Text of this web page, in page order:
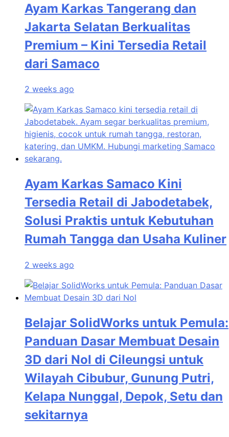
Ayam Karkas Tangerang dan
Jakarta Selatan Berkualitas
Premium – Kini Tersedia Retail
dari Samaco
2 weeks ago
Ayam Karkas Samaco Kini
Tersedia Retail di Jabodetabek,
Solusi Praktis untuk Kebutuhan
Rumah Tangga dan Usaha Kuliner
2 weeks ago
Belajar SolidWorks untuk Pemula:
Panduan Dasar Membuat Desain
3D dari Nol di Cileungsi untuk
Wilayah Cibubur, Gunung Putri,
Kelapa Nunggal, Depok, Setu dan
sekitarnya